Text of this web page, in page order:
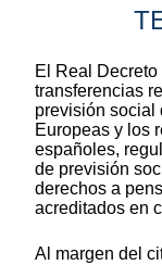
El Real
transferencias
previsión social
Europeas y los
españoles,
de previsión
derechos a
acreditados en
Al margen del